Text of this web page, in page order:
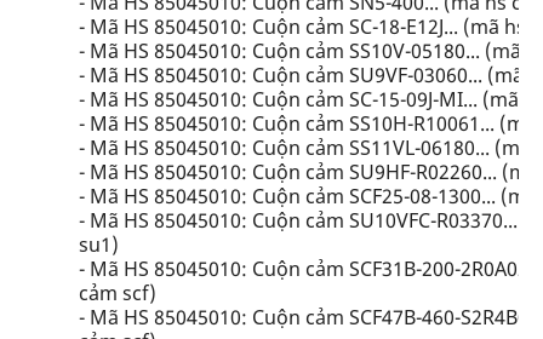
- Mã HS 85045010: Cuộn cảm SC-18-E12J... (mã
- Mã HS 85045010: Cuộn cảm SS10V-05180...
- Mã HS 85045010: Cuộn cảm SU9VF-03060...
- Mã HS 85045010: Cuộn cảm SC-15-09J-MI... (mã
- Mã HS 85045010: Cuộn cảm SS10H-R10061...
- Mã HS 85045010: Cuộn cảm SS11VL-06180...
- Mã HS 85045010: Cuộn cảm SU9HF-R02260...
- Mã HS 85045010: Cuộn cảm SCF25-08-1300...
- Mã HS 85045010: Cuộn cảm SU10VFC-
su1)
- Mã HS 85045010: Cuộn cảm SCF31B-200-
cảm scf)
- Mã HS 85045010: Cuộn cảm SCF47B-460-